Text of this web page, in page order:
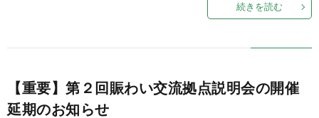
続きを読む
【重要】第２回賑わい交流拠点説明会の開催
延期のお知らせ